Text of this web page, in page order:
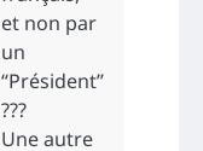
et non par
un
“Président”
???
Une autre